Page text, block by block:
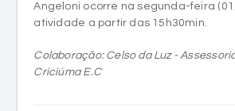
Angeloni ocorre na segunda-feira
atividade a partir das 15h30min.
Colaboração: Celso da Luz -
Criciúma E.C